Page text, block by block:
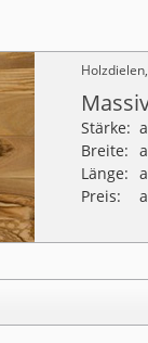
Stärke:
Breite:
Länge:
Preis: